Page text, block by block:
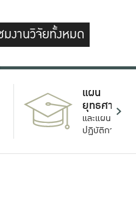
มงานวิจัยทั้งหมด
แผน
ยุทธศาสตร์
และแผน
ปฏิบัติการ